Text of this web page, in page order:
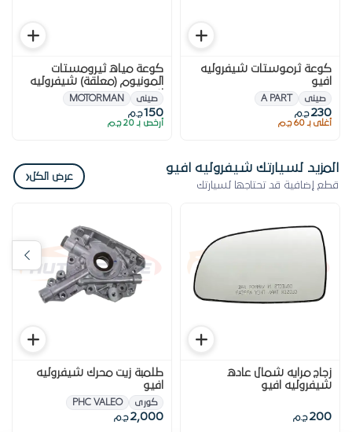
كوعة ثرموستات شيفروليه
افيو
صينى A PART
230 ج.م
أغلى بـ 60 ج.م
كوعة مياه ثيرومستات
المونيوم (معلقة) شيفروليه
افيو
صينى MOTORMAN
150ج.م
أرخص بـ 20 ج.م
المزيد لسيارتك شيفروليه افيو
قطع إضافية قد تحتاجها لسيارتك
عرض الكل‹
زجاج مرايه شمال عاده
شيفروليه افيو
200 ج.م
طلمبة زيت محرك شيفروليه
افيو
كورى PHC VALEO
2,000 ج.م